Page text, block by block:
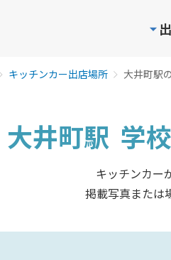
キッチンカー出店場所 大井町駅
大井町駅 学
キッチンカー
掲載写真または